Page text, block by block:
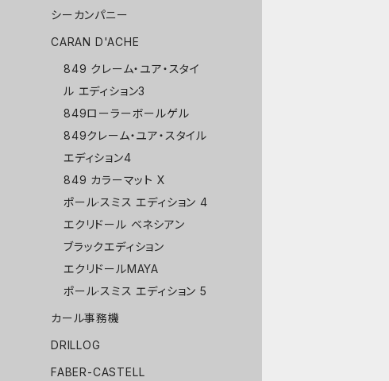
シーカンパニー
CARAN D'ACHE
849 クレーム・ユア・スタイ
ル エディション3
849ローラーボールゲル
849クレーム・ユア・スタイル
エディション4
849 カラーマット X
ポール·スミス エディション 4
エクリドール ベネシアン
ブラックエディション
エクリドールMAYA
ポール·スミス エディション 5
カール事務機
DRILLOG
FABER-CASTELL